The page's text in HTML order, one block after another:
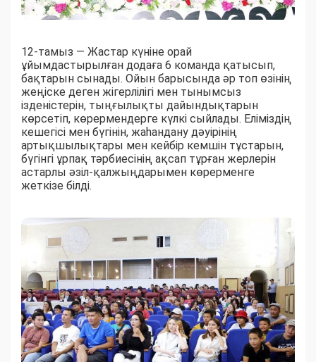
12-тамыз — Жастар күніне орай
ұйымдастырылған додаға 6 команда қатысып,
бақтарын сынады. Ойын барысында әр топ өзінің
жеңіске деген жігерлілігі мен тынымсыз
ізденістерін, тыңғылықты дайындықтарын
көрсетіп, көрермендерге күлкі сыйлады. Еліміздің
кешегісі мен бүгінін, жаһандану дәуірінің
артықшылықтары мен кейбір кемшін тұстарын,
бүгінгі ұрпақ тәрбиесінің ақсап тұрған жерлерін
астарлы әзіл-қалжыңдарымен көрерменге
жеткізе білді.